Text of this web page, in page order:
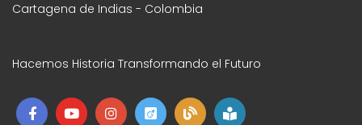
Cartagena de Indias - Colombia
Hacemos Historia Transformando el Futuro